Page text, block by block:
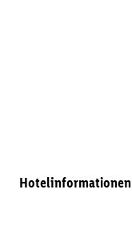
Hotelinformationen